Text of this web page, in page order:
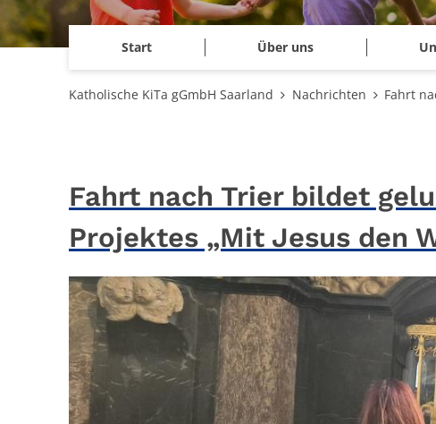
Start Über uns
Katholische KiTa gGmbH Saarland Nachrichten Fahrt
Fahrt nach Trier bildet
Projektes „Mit Jesus den